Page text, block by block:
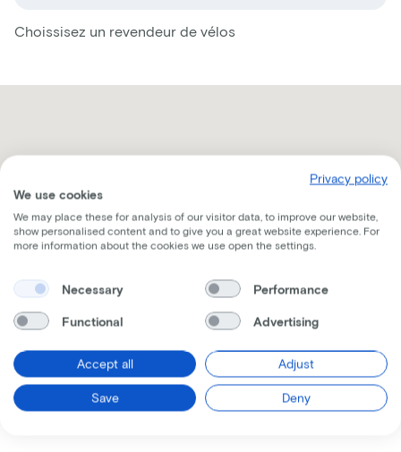
Choissisez un revendeur de vélos
Recevez toutes les informations par mail
Privacy policy
We use cookies
We may place these for analysis of our visitor data, to improve our website,
show personalised content and to give you a great website experience. For
more information about the cookies we use open the settings.
Necessary Performance
Functional Advertising
Accept all Adjust
Save Deny